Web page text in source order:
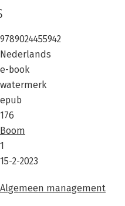
9789024455942
Nederlands
e-book
watermerk
epub
176
Boom
1
15-2-2023
Algemeen management